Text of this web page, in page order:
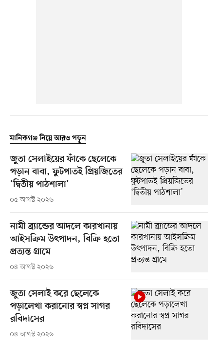
মানিকগঞ্জ নিয়ে আরও পড়ুন
জুতা সেলাইয়ের ফাঁকে ছেলেকে
পড়ান বাবা, ফুটপাতই প্রিয়জিতের
‘দ্বিতীয় পাঠশালা’
০৫ আগস্ট ২০২৬
নামী ব্র্যান্ডের আদলে কারখানায়
আইসক্রিম উৎপাদন, বিক্রি হতো
প্রত্যন্ত গ্রামে
০৪ আগস্ট ২০২৬
জুতা সেলাই করে ছেলেকে
পড়ালেখা করানোর স্বপ্ন সাগর
রবিদাসের
০৪ আগস্ট ২০২৬